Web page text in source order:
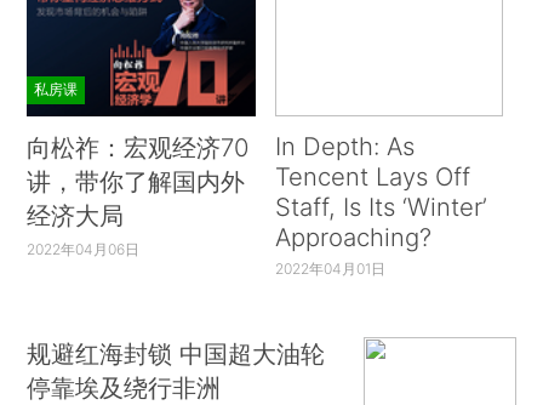
私房课
向松祚：宏观经济70
讲，带你了解国内外
经济大局
2022年04月06日
In Depth: As
Tencent Lays Off
Staff, Is Its ‘Winter’
Approaching?
2022年04月01日
规避红海封锁 中国超大油轮
停靠埃及绕行非洲